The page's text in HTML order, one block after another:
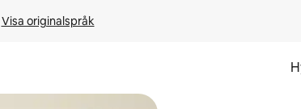
Visa originalspråk